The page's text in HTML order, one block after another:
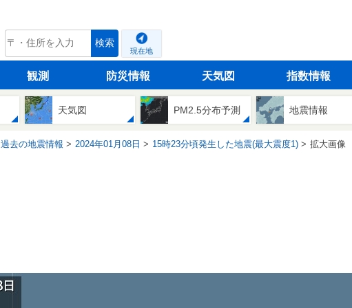
tenki.jp 検索
現在地
観測 防災情報 天気図 指数情報
天気図 PM2.5分布予測 地震情報
過去の地震情報 2024年01月08日 15時23分頃発生した地震(最大震度1) 拡大画像